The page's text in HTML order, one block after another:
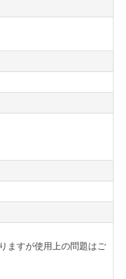
用感はございます
応接セットです。
ランス、ご家庭用
ご検討下さい。
に記載がございま
ますが使用上の問題はご